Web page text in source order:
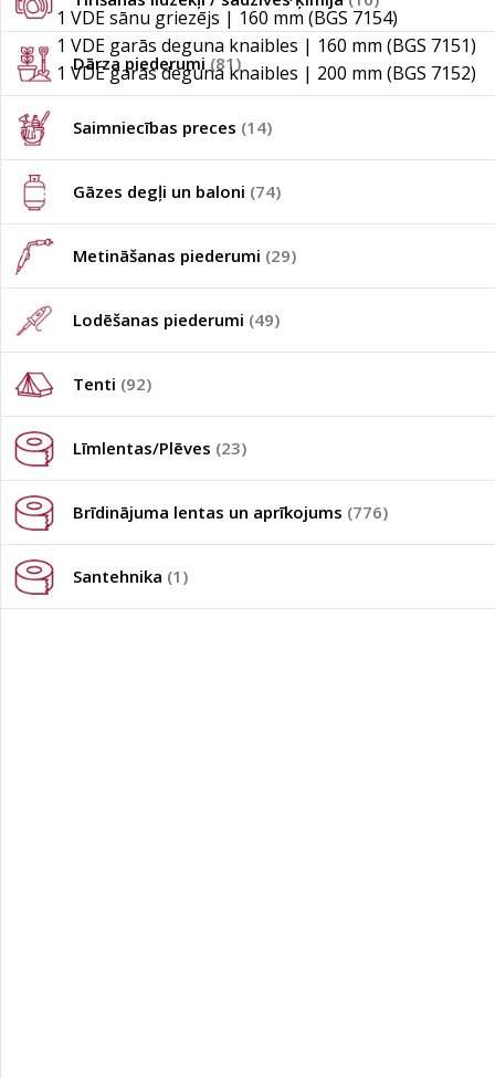
Dārza piederumi (81)
Saimniecības preces (14)
Gāzes degļi un baloni (74)
Metināšanas piederumi (29)
Lodēšanas piederumi (49)
Tenti (92)
Līmlentas/Plēves (23)
Brīdinājuma lentas un aprīkojums (776)
Santehnika (1)
1 VDE sānu griezējs | 160 mm (BGS 7154)
1 VDE garās deguna knaibles | 160 mm (BGS 7151)
1 VDE garās deguna knaibles | 200 mm (BGS 7152)